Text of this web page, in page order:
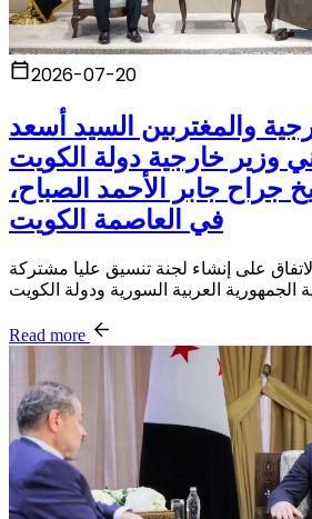
2026-07-20
والمغتربين السيد أسعد
وزير خارجية دولة الكويت
جراح جابر الأحمد الصباح،
في العاصمة الكويت
على إنشاء لجنة تنسيق عليا مشتركة
الجمهورية العربية السورية ودولة الكويت
Read more